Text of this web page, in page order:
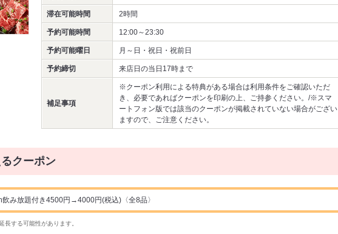
滞在可能時間 2時間
予約可能時間 12:00～23:30
予約可能曜日 月～日・祝日・祝前日
予約締切 来店日の当日17時まで
補足事項
※クーポン利用による特典がある場合は利用条件をご確認いただ
き、必要であればクーポンを印刷の上、ご持参ください。/※スマ
ートフォン版では該当のクーポンが掲載されていない場合がござい
ますので、ご注意ください。
クーポン
み放題付き4500円→4000円(税込)〈全8品〉
する可能性があります。